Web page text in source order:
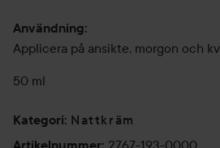
Användning:
Applicera på ansikte, morgon och
50 ml
Kategori: Nattkräm
2767-193-0000